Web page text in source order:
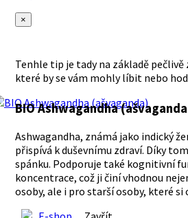
×
Tenhle tip je tady na základě pečlivě
které by se vám mohly líbit nebo
BIO Ashwagandha
Ashwagandha, známá jako indický
přispívá k duševnímu zdraví. Díky
spánku. Podporuje také kognitivní
koncentrace, což ji činí vhodnou
osoby, ale i pro starší osoby, které